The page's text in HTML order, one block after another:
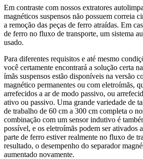
Em contraste com nossos extratores
magnéticos suspensos não possuem correia
a remoção das peças de ferro atraídas. Em
de ferro no fluxo de transporte, um sistema
usado.
Para diferentes requisitos e até mesmo
você certamente encontrará a solução certa
ímãs suspensos estão disponíveis na versão
magnético permanentes ou com eletroímãs,
arrefecidos a ar de modo passivo, ou
ativo ou passivo. Uma grande variedade de
de trabalho de 60 cm a 300 cm completa o
combinação com um sensor indutivo é
possível, e os eletroímãs podem ser ativados
parte de ferro estiver realmente no fluxo de
resultado, o desempenho do separador
aumentado novamente.